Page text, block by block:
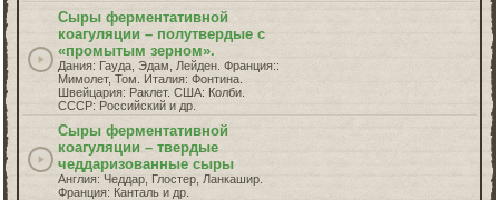
Сыры ферментативной
коагуляции – полутвердые с
«промытым зерном».
Дания: Гауда, Эдам, Лейден. Франция::
Мимолет, Том. Италия: Фонтина.
Швейцария: Раклет. США: Колби.
СССР: Российский и др.
Сыры ферментативной
коагуляции – твердые
чеддаризованные сыры
Англия: Чеддар, Глостер, Ланкашир.
Франция: Канталь и др.